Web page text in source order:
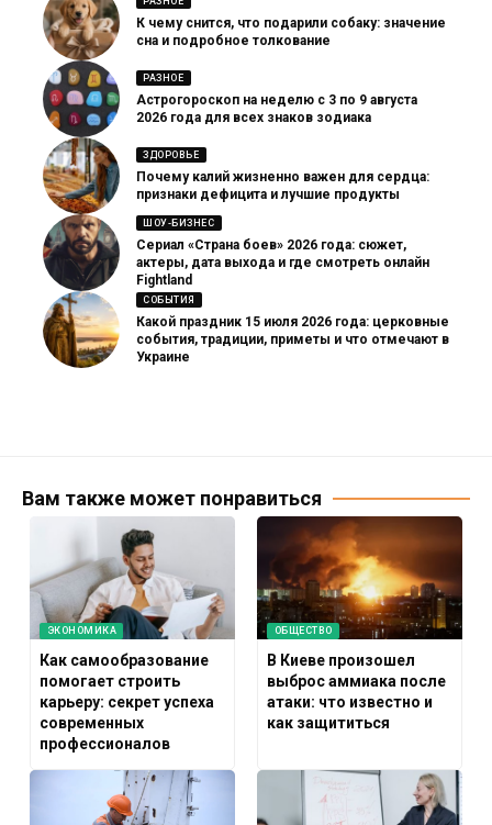
К чему снится, что подарили собаку: значение
сна и подробное толкование
РАЗНОЕ
Астрогороскоп на неделю с 3 по 9 августа
2026 года для всех знаков зодиака
ЗДОРОВЬЕ
Почему калий жизненно важен для сердца:
признаки дефицита и лучшие продукты
ШОУ-БИЗНЕС
Сериал «Страна боев» 2026 года: сюжет,
актеры, дата выхода и где смотреть онлайн
Fightland
СОБЫТИЯ
Какой праздник 15 июля 2026 года: церковные
события, традиции, приметы и что отмечают в
Украине
Вам также может понравиться
ЭКОНОМИКА
Как самообразование
помогает строить
карьеру: секрет успеха
современных
профессионалов
ОБЩЕСТВО
В Киеве произошел
выброс аммиака после
атаки: что известно и
как защититься